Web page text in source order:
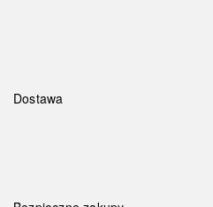
Dostawa